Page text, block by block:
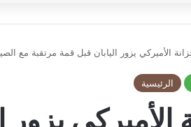
الأميركي يزور اليابان قبل قمة مرتقبة مع
الرئيسية
الأميركي يزور